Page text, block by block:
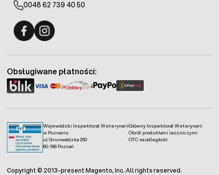
0048 62 739 40 50
Wojewódzki Inspektorat Weterynarii
w Poznaniu
ul. Grunwaldzka 250
60-166 Poznań
Główny Inspektorat Weterynarii
Obrót produktami leczniczymi
OTC na odległość
Obsługiwane płatności:
Copyright © 2013-present Magento, Inc. All rights reserved.